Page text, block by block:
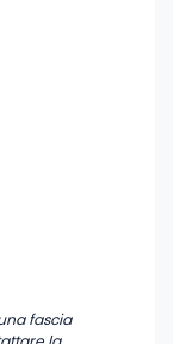
fascia